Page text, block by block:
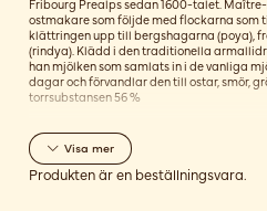
Fribourg Prealps sedan 1600-talet.
ostmakare som följde med flockarna som
klättringen upp till bergshagarna (poya),
(rindya). Klädd i den traditionella
han mjölken som samlats in i de vanliga
dagar och förvandlar den till ostar, smör,
torrsubstansen 56 %
Visamer
Produkten är en beställningsvara.